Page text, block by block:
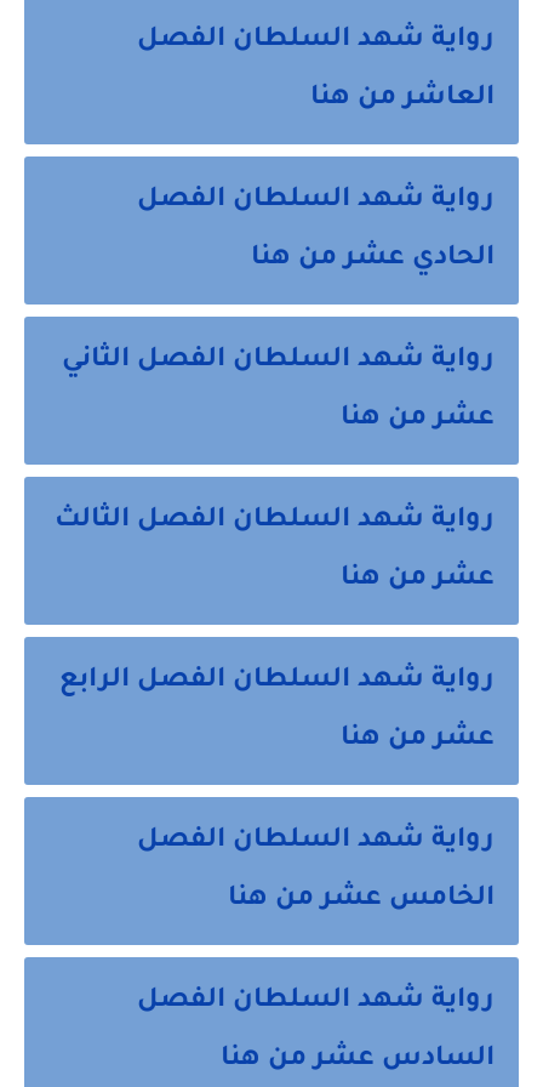
رواية شهد السلطان الفصل
العاشر من هنا
رواية شهد السلطان الفصل
الحادي عشر من هنا
رواية شهد السلطان الفصل الثاني
عشر من هنا
رواية شهد السلطان الفصل الثالث
عشر من هنا
رواية شهد السلطان الفصل الرابع
عشر من هنا
رواية شهد السلطان الفصل
الخامس عشر من هنا
رواية شهد السلطان الفصل
السادس عشر من هنا